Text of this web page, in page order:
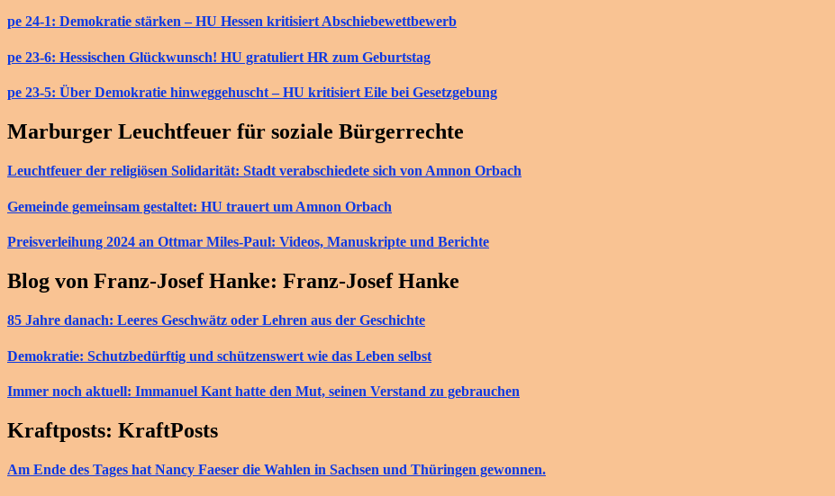
pe 24-1: Demokratie stärken – HU Hessen kritisiert Abschiebewettbewerb
pe 23-6: Hessischen Glückwunsch! HU gratuliert HR zum Geburtstag
pe 23-5: Über Demokratie hinweggehuscht – HU kritisiert Eile bei Gesetzgebung
Marburger Leuchtfeuer für soziale Bürgerrechte
Leuchtfeuer der religiösen Solidarität: Stadt verabschiedete sich von Amnon Orbach
Gemeinde gemeinsam gestaltet: HU trauert um Amnon Orbach
Preisverleihung 2024 an Ottmar Miles-Paul: Videos, Manuskripte und Berichte
Blog von Franz-Josef Hanke: Franz-Josef Hanke
85 Jahre danach: Leeres Geschwätz oder Lehren aus der Geschichte
Demokratie: Schutzbedürftig und schützenswert wie das Leben selbst
Immer noch aktuell: Immanuel Kant hatte den Mut, seinen Verstand zu gebrauchen
Kraftposts: KraftPosts
Am Ende des Tages hat Nancy Faeser die Wahlen in Sachsen und Thüringen gewonnen.